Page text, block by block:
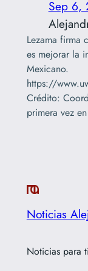
Sep 6,
Lezama firma
es mejorar la
Mexicano.
https://
Crédito:
primera vez
Noticias
Noticias para